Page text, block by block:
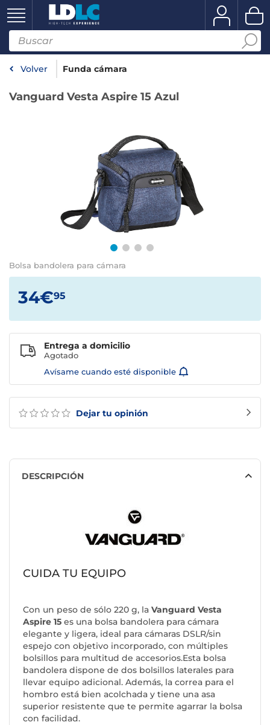
Volver Funda cámara
Vanguard Vesta Aspire 15 Azul
Bolsa bandolera para cámara
Dejar tu opinión
34€95
Entrega a domicilio
Agotado
Avísame cuando esté disponible
DESCRIPCIÓN
CUIDA TU EQUIPO
Con un peso de sólo 220 g, la Vanguard Vesta
Aspire 15 es una bolsa bandolera para cámara
elegante y ligera, ideal para cámaras DSLR/sin
espejo con objetivo incorporado, con múltiples
bolsillos para multitud de accesorios.Esta bolsa
bandolera dispone de dos bolsillos laterales para
llevar equipo adicional. Además, la correa para el
hombro está bien acolchada y tiene una asa
superior resistente que te permite agarrar la bolsa
con facilidad.